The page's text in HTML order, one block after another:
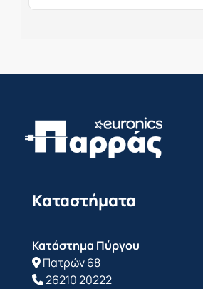
Καταστήματα
Κατάστημα Πύργου
Πατρών 68
26210 20222